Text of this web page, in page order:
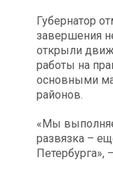
Губернатор
завершения
открыли
работы на
основными
районов.
«Мы
развязка –
Петербурга»,